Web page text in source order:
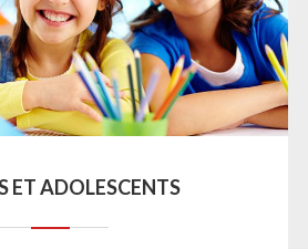
ET ADOLESCENTS